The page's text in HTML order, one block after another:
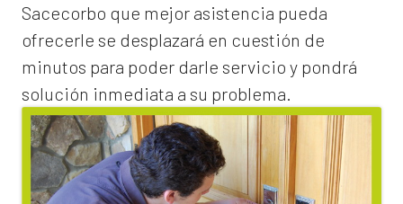
Sacecorbo que mejor asistencia pueda
ofrecerle se desplazará en cuestión de
minutos para poder darle servicio y pondrá
solución inmediata a su problema.